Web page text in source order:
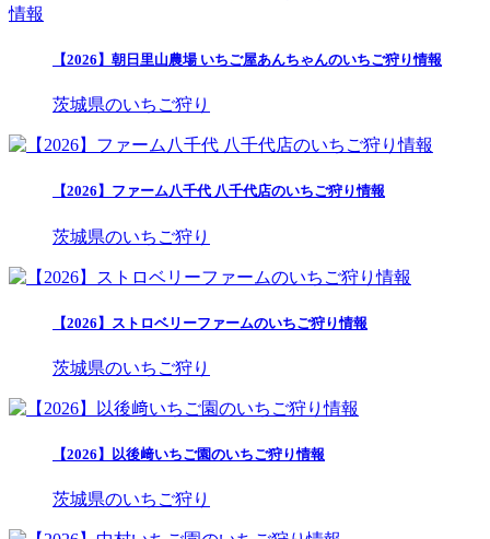
【2026】朝日里山農場 いちご屋あんちゃんのいちご狩り情報
茨城県のいちご狩り
【2026】ファーム八千代 八千代店のいちご狩り情報
茨城県のいちご狩り
【2026】ストロベリーファームのいちご狩り情報
茨城県のいちご狩り
【2026】以後﨑いちご園のいちご狩り情報
茨城県のいちご狩り